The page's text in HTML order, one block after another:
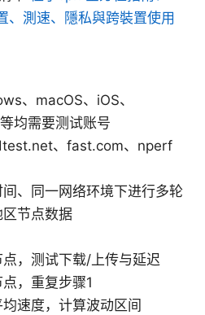
、測速、隱私與跨裝置使用
、macOS、iOS、
均需要测试账号
、fast.com、nperf
、同一网络环境下进行多轮
节点数据
，测试下载/上传与延迟
，重复步骤1
速度，计算波动区间